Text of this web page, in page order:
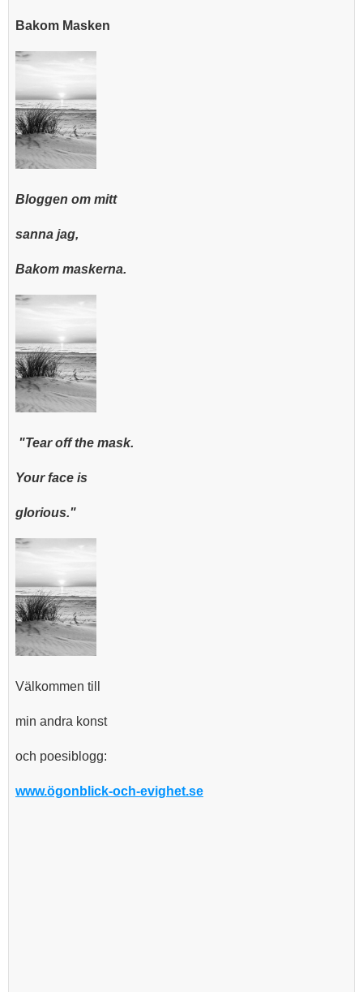
Bakom Masken
Bloggen om mitt
sanna jag,
Bakom maskerna.
"Tear off the mask.
Your face is
glorious."
Välkommen till
min andra konst
och poesiblogg:
www.ögonblick-och-evighet.se